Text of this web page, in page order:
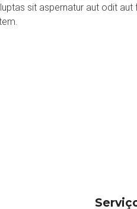
sit aspernatur aut odit aut